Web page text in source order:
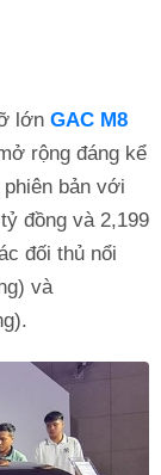
lớn GAC M8
rộng đáng kể
bản với
đồng và 2,199
đối thủ nổi
và